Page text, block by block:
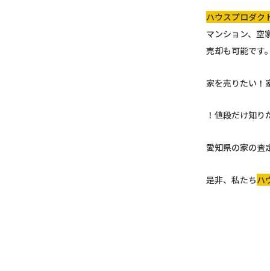
ハウスプロダク
マンション、空
売却も可能です
家を売りたい！
！値段だけ知
愛知県の家の査
是非、私たちハ